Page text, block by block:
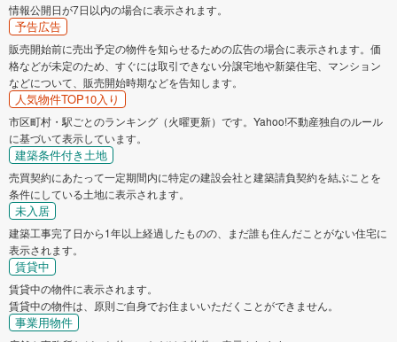
情報公開日が7日以内の場合に表示されます。
予告広告
販売開始前に売出予定の物件を知らせるための広告の場合に表示されます。価
格などが未定のため、すぐには取引できない分譲宅地や新築住宅、マンション
などについて、販売開始時期などを告知します。
人気物件TOP10入り
市区町村・駅ごとのランキング（火曜更新）です。Yahoo!不動産独自のルール
に基づいて表示しています。
建築条件付き土地
売買契約にあたって一定期間内に特定の建設会社と建築請負契約を結ぶことを
条件にしている土地に表示されます。
未入居
建築工事完了日から1年以上経過したものの、まだ誰も住んだことがない住宅に
表示されます。
賃貸中
賃貸中の物件に表示されます。
賃貸中の物件は、原則ご自身でお住まいいただくことができません。
事業用物件